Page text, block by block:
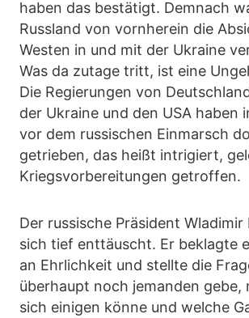
haben das bestätigt. Demnach
Russland von vornherein die
Westen in und mit der Ukraine
Was da zutage tritt, ist eine
Die Regierungen von
der Ukraine und den USA haben
vor dem russischen Einmarsch
getrieben, das heißt intrigiert,
Kriegsvorbereitungen getroffen.
Der russische Präsident
sich tief enttäuscht. Er beklagte
an Ehrlichkeit und stellte die
überhaupt noch jemanden gebe,
sich einigen könne und welche